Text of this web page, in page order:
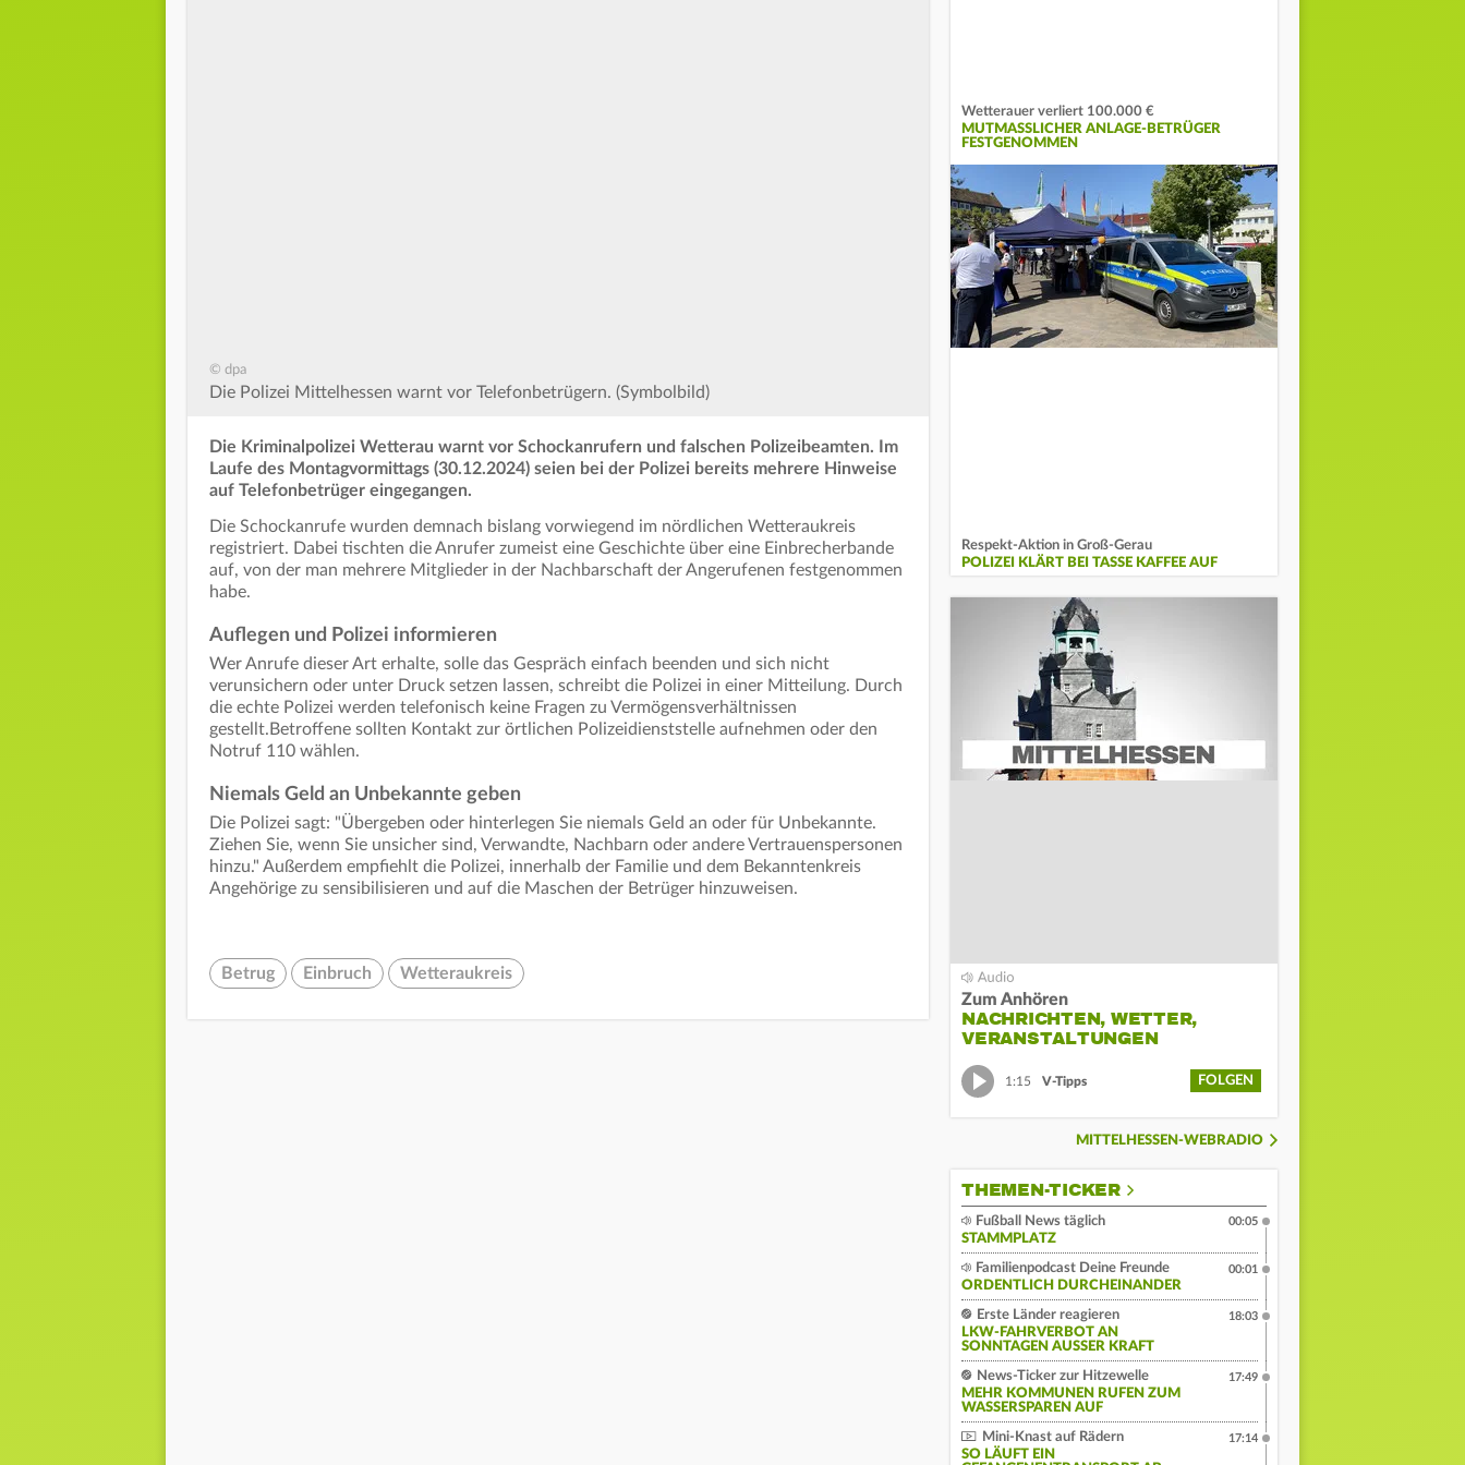
© dpa
Die Polizei Mittelhessen warnt vor Telefonbetrügern. (Symbolbild)
Die Kriminalpolizei Wetterau warnt vor Schockanrufern und falschen Polizeibeamten. Im
Laufe des Montagvormittags (30.12.2024) seien bei der Polizei bereits mehrere Hinweise
auf Telefonbetrüger eingegangen.
Die Schockanrufe wurden demnach bislang vorwiegend im nördlichen Wetteraukreis
registriert. Dabei tischten die Anrufer zumeist eine Geschichte über eine Einbrecherbande
auf, von der man mehrere Mitglieder in der Nachbarschaft der Angerufenen festgenommen
habe.
Auflegen und Polizei informieren
Wer Anrufe dieser Art erhalte, solle das Gespräch einfach beenden und sich nicht
verunsichern oder unter Druck setzen lassen, schreibt die Polizei in einer Mitteilung. Durch
die echte Polizei werden telefonisch keine Fragen zu Vermögensverhältnissen
gestellt.Betroffene sollten Kontakt zur örtlichen Polizeidienststelle aufnehmen oder den
Notruf 110 wählen.
Niemals Geld an Unbekannte geben
Die Polizei sagt: "Übergeben oder hinterlegen Sie niemals Geld an oder für Unbekannte.
Ziehen Sie, wenn Sie unsicher sind, Verwandte, Nachbarn oder andere Vertrauenspersonen
hinzu." Außerdem empfiehlt die Polizei, innerhalb der Familie und dem Bekanntenkreis
Angehörige zu sensibilisieren und auf die Maschen der Betrüger hinzuweisen.
Betrug Einbruch Wetteraukreis
Wetterauer verliert 100.000 €
MUTMASSLICHER ANLAGE-BETRÜGER F
ESTGENOMMEN
Respekt-Aktion in Groß-Gerau
POLIZEI KLÄRT BEI TASSE KAFFEE AUF
Zum Anhören
NACHRICHTEN, WETTER,
VERANSTALTUNGEN
1:15 V-Tipps FOLGEN
MITTELHESSEN-WEBRADIO
THEMEN-TICKER
Fußball News täglich
STAMMPLATZ
00:05
Familienpodcast Deine Freunde
ORDENTLICH DURCHEINANDER
00:01
Erste Länder reagieren
LKW-FAHRVERBOT AN
SONNTAGEN AUSSER KRAFT
18:03
News-Ticker zur Hitzewelle
MEHR KOMMUNEN RUFEN ZUM
WASSERSPAREN AUF
17:49
Mini-Knast auf Rädern
SO LÄUFT EIN
17:14